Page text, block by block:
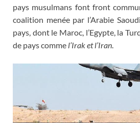
pays musulmans font front
coalition menée par l’Arabie
pays, dont le Maroc, l’Egypte, la
de pays comme l’Irak et l’Iran.